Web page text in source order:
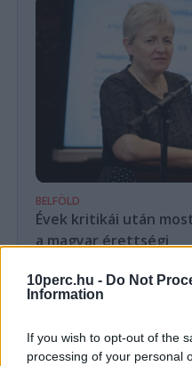
10perc.hu - Do Not
Information
If you wish to opt-out of the
processing of your personal
BELFÖLD
Évek kritikái után
a magyar érettségi
magyar nyelv és irodalom
szabályozás ősszel
Ajánljuk még